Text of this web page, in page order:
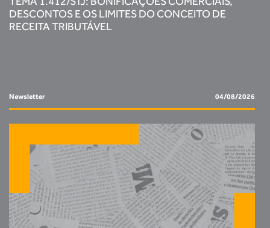
DESCONTOS E OS LIMITES DO CONCEITO DE
RECEITA TRIBUTÁVEL
Newsletter 04/08/2026